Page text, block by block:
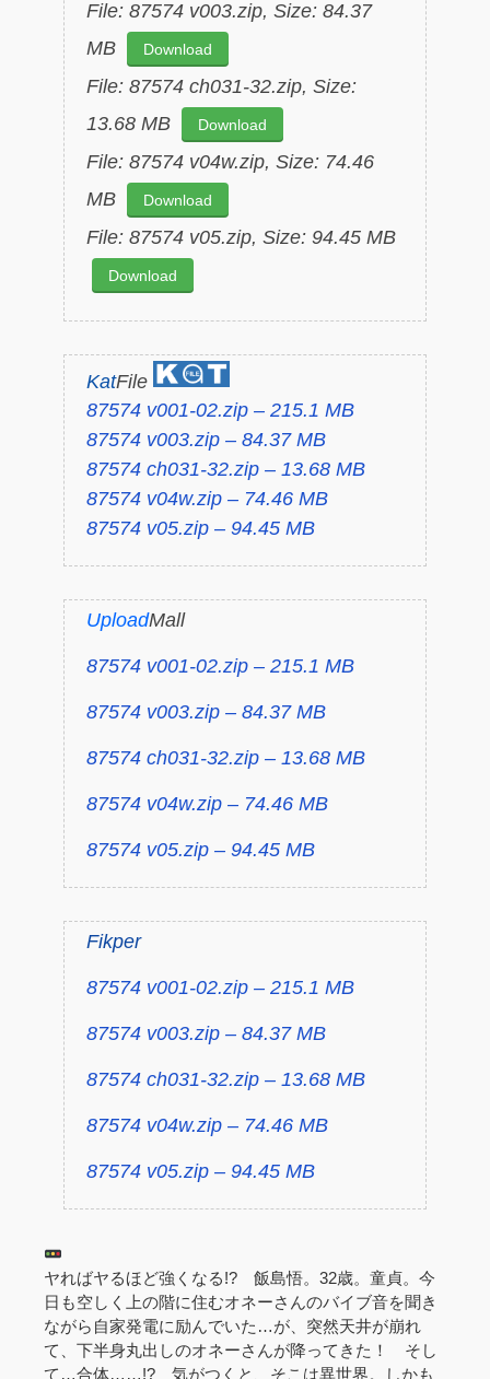
File: 87574 v003.zip, Size: 84.37
MB
Download
File: 87574 ch031-32.zip, Size:
13.68 MB
Download
File: 87574 v04w.zip, Size: 74.46
MB
Download
File: 87574 v05.zip, Size: 94.45 MB
Download
KatFile
87574 v001-02.zip – 215.1 MB
87574 v003.zip – 84.37 MB
87574 ch031-32.zip – 13.68 MB
87574 v04w.zip – 74.46 MB
87574 v05.zip – 94.45 MB
UploadMall
87574 v001-02.zip – 215.1 MB
87574 v003.zip – 84.37 MB
87574 ch031-32.zip – 13.68 MB
87574 v04w.zip – 74.46 MB
87574 v05.zip – 94.45 MB
Fikper
87574 v001-02.zip – 215.1 MB
87574 v003.zip – 84.37 MB
87574 ch031-32.zip – 13.68 MB
87574 v04w.zip – 74.46 MB
87574 v05.zip – 94.45 MB
ヤればヤるほど強くなる!? 飯島悟。32歳。童貞。今
日も空しく上の階に住むオネーさんのバイブ音を聞き
ながら自家発電に励んでいた…が、突然天井が崩れ
て、下半身丸出しのオネーさんが降ってきた！ そし
て…合体……!? 気がつくと、そこは異世界。しかも